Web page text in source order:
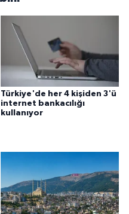
Türkiye'de her 4 kişiden 3'ü
internet bankacılığı
kullanıyor